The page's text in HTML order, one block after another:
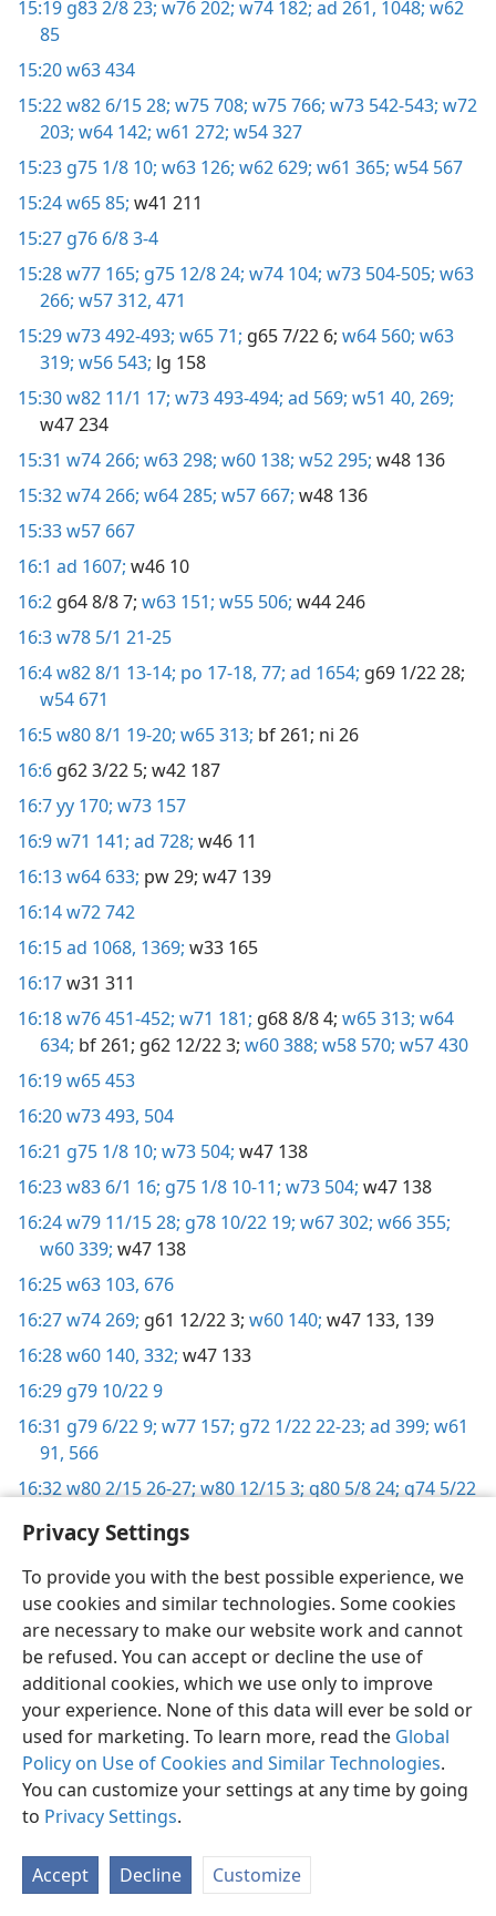
Privacy Settings
To provide you with the best possible experience, we
use cookies and similar technologies. Some cookies
are necessary to make our website work and cannot
be refused. You can accept or decline the use of
additional cookies, which we use only to improve
your experience. None of this data will ever be sold or
used for marketing. To learn more, read the Global
Policy on Use of Cookies and Similar Technologies.
You can customize your settings at any time by going
to Privacy Settings.
Accept Decline Customize
15:19 g83 2/8 23; w76 202; w74 182; ad 261, 1048; w62
85
15:20w63 434
15:22w82 6/15 28; w75 708; w75 766; w73 542-543; w72
203; w64 142; w61 272; w54 327
15:23 g75 1/8 10; w63 126; w62 629; w61 365; w54 567
15:24w65 85; w41 211
15:27 g76 6/8 3-4
15:28w77 165; g75 12/8 24; w74 104; w73 504-505; w63
266; w57 312, 471
15:29w73 492-493; w65 71; g65 7/22 6; w64 560; w63
319; w56 543; lg 158
15:30w82 11/1 17; w73 493-494; ad 569; w51 40, 269;
w47 234
15:31 w74 266; w63 298; w60 138; w52 295; w48 136
15:32w74 266; w64 285; w57 667; w48 136
15:33w57 667
16:1 ad 1607; w46 10
16:2 g64 8/8 7; w63 151; w55 506; w44 246
16:3w78 5/1 21-25
16:4w82 8/1 13-14; po 17-18, 77; ad 1654; g69 1/22 28;
w54 671
16:5w80 8/1 19-20; w65 313; bf 261; ni 26
16:6 g62 3/22 5; w42 187
16:7yy 170; w73 157
16:9w71 141; ad 728; w46 11
16:13w64 633; pw 29; w47 139
16:14w72 742
16:15ad 1068, 1369; w33 165
16:17w31 311
16:18w76 451-452; w71 181; g68 8/8 4; w65 313; w64
634; bf 261; g62 12/22 3; w60 388; w58 570; w57 430
16:19w65 453
16:20w73 493, 504
16:21 g75 1/8 10; w73 504; w47 138
16:23w83 6/1 16; g75 1/8 10-11; w73 504; w47 138
16:24w79 11/15 28; g78 10/22 19; w67 302; w66 355;
w60 339; w47 138
16:25w63 103, 676
16:27w74 269; g61 12/22 3; w60 140; w47 133, 139
16:28w60 140, 332; w47 133
16:29 g79 10/22 9
16:31 g79 6/22 9; w77 157; g72 1/22 22-23; ad 399; w61
91, 566
16:32w80 2/15 26-27;w80 12/15 3;g80 5/8 24;g74 5/22
g63 1/8 3;g62 2/8 4;
16:33li 164;w61 566; w54 95
17:1 w72 68
17:3 w63 136;g61 7/22 27
17:4w47 134
17:5 w77 295
17:6g79 12/8 9-10
17:9 w79 4/15 26;fl 63,65,142;g78 11/8 8;w74 441;
w70 253,390;w65 299,
17:10 w80 2/15 28;w78 7/1 3-4;fl 142-143;